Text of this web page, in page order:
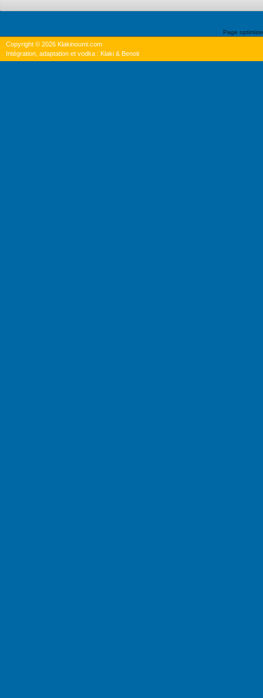
Page
Copyright © 2026 Klakinoumi.com
Intégration, adaptation et vodka : Klaki & Benoit